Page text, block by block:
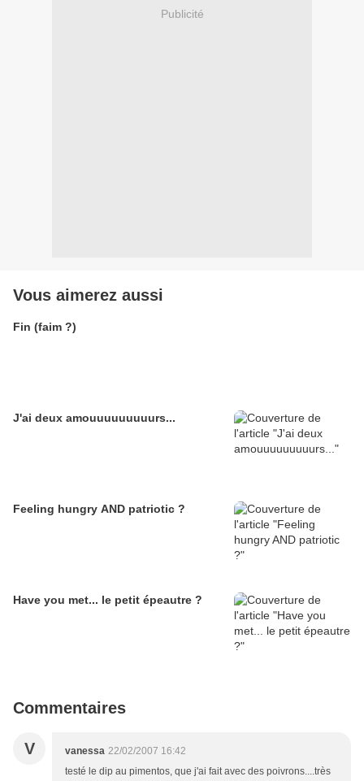
Publicité
Vous aimerez aussi
Fin (faim ?)
J'ai deux amouuuuuuuuurs...
Feeling hungry AND patriotic ?
Have you met... le petit épeautre ?
Commentaires
V vanessa 22/02/2007 16:42
testé le dip au pimentos, que j'ai fait avec des poivrons....très